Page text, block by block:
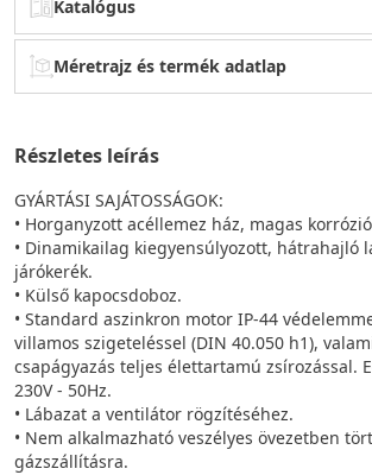
Katalógus
Méretrajz és termék adatlap
Részletes leírás
GYÁRTÁSI SAJÁTOSSÁGOK:
• Horganyzott acéllemez ház, magas
• Dinamikailag kiegyensúlyozott, hátrahajló
járókerék.
• Külső kapocsdoboz.
• Standard aszinkron motor IP-44
villamos szigeteléssel (DIN 40.050 h1),
csapágyazás teljes élettartamú zsírozással.
230V - 50Hz.
• Lábazat a ventilátor rögzítéséhez.
• Nem alkalmazható veszélyes övezetben
gázszállításra.